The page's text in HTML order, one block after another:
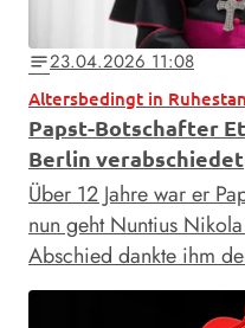
notes23.04.2026 11:08
Altersbedingt in
Papst-Botschafter
Berlin verabschiedet
Über 12 Jahre war er
nun geht Nuntius
Abschied dankte ihm